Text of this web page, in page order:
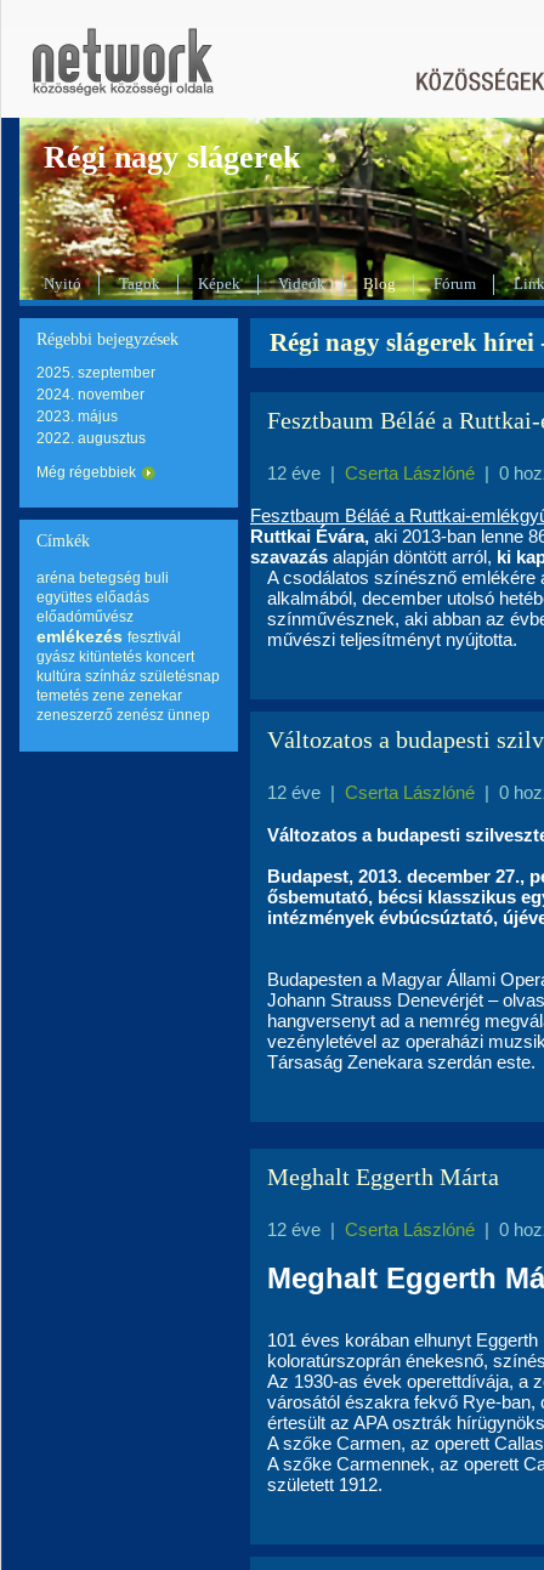
Régi nagy slágerek
Nyitó Tagok Képek Videók Blog Fórum
Régebbi bejegyzések
2025. szeptember
2024. november
2023. május
2022. augusztus
Még régebbiek
Címkék
aréna betegség buli
együttes előadás
előadóművész
emlékezés fesztivál
gyász kitüntetés koncert
kultúra színház születésnap
temetés zene zenekar
zeneszerző zenész ünnep
Régi nagy slágerek hírei
Fesztbaum Béláé a
12 éve | Cserta Lászlóné | 0
Fesztbaum Béláé a Ruttkai-
Ruttkai Évára, aki 2013-ban lenne
szavazás alapján döntött arról, ki
A csodálatos színésznő emlékére
alkalmából, december utolsó
színművésznek, aki abban az
művészi teljesítményt nyújtotta.
Változatos a budapesti
12 éve | Cserta Lászlóné | 0
Változatos a budapesti
Budapest, 2013. december 27.,
ősbemutató, bécsi klasszikus
intézmények évbúcsúztató,
Budapesten a Magyar Állami
Johann Strauss Denevérjét –
hangversenyt ad a nemrég
vezényletével az operaházi
Társaság Zenekara szerdán este.
Meghalt Eggerth Márta
12 éve | Cserta Lászlóné | 0
Meghalt Eggerth
101 éves korában elhunyt
koloratúrszoprán énekesnő,
Az 1930-as évek operettdívája, a
városától északra fekvő Rye-ban,
értesült az APA osztrák
A szőke Carmen, az operett
A szőke Carmennek, az operett
született 1912.